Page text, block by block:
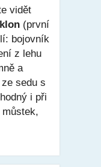
vidět
(první
bojovník
z lehu
a
sedu s
i při